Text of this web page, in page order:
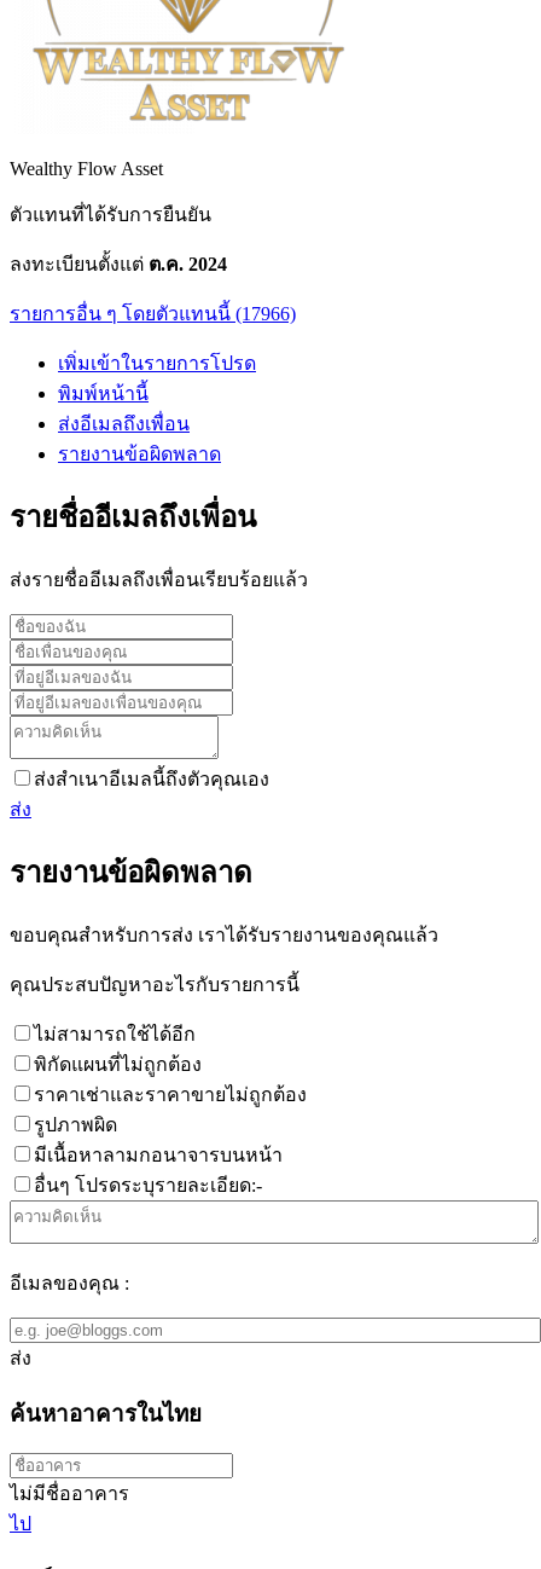
Wealthy Flow Asset
ตัวแทนที่ได้รับการยืนยัน
ลงทะเบียนตั้งแต่ ต.ค. 2024
รายการอื่น ๆ โดยตัวแทนนี้ (17966)
เพิ่มเข้าในรายการโปรด
พิมพ์หน้านี้
ส่งอีเมลถึงเพื่อน
รายงานข้อผิดพลาด
รายชื่ออีเมลถึงเพื่อน
ส่งรายชื่ออีเมลถึงเพื่อนเรียบร้อยแล้ว
ส่งสำเนาอีเมลนี้ถึงตัวคุณเอง
ส่ง
รายงานข้อผิดพลาด
ขอบคุณสำหรับการส่ง เราได้รับรายงานของคุณแล้ว
คุณประสบปัญหาอะไรกับรายการนี้
ไม่สามารถใช้ได้อีก
พิกัดแผนที่ไม่ถูกต้อง
ราคาเช่าและราคาขายไม่ถูกต้อง
รูปภาพผิด
มีเนื้อหาลามกอนาจารบนหน้า
อื่นๆ โปรดระบุรายละเอียด:-
อีเมลของคุณ :
ส่ง
ค้นหาอาคารในไทย
ไม่มีชื่ออาคาร
ไป